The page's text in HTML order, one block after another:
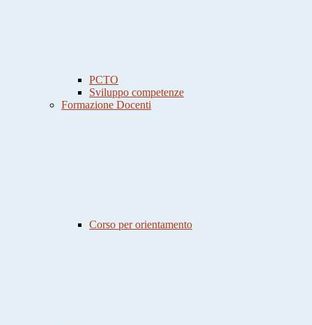
PCTO
Sviluppo competenze
Formazione Docenti
Corso per orientamento